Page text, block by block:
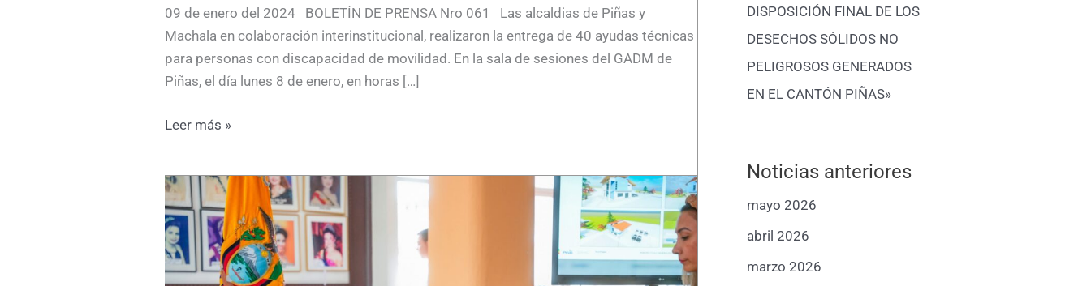
09 de enero del 2024 BOLETÍN DE PRENSA Nro 061 Las alcaldias de Piñas y
Machala en colaboración interinstitucional, realizaron la entrega de 40 ayudas técnicas
para personas con discapacidad de movilidad. En la sala de sesiones del GADM de
Piñas, el día lunes 8 de enero, en horas […]
Leer más »
El
Gobierno
Autónomo
Descentralizado
Municipal
DISPOSICIÓN FINAL DE LOS
DESECHOS SÓLIDOS NO
PELIGROSOS GENERADOS
EN EL CANTÓN PIÑAS»
Noticias anteriores
mayo 2026
abril 2026
marzo 2026